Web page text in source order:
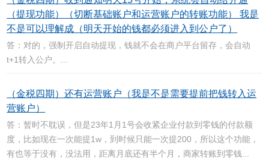
（提现功能）（切断基础账户和运营账户的转账功能） 我是
不是可以理解成（明天开始的钱都必须进入到公户了）
答：对的，强制开启自动提现，钱就不会在商户平台留存，会自动
t+1转入公户。...
（金税四期）还有运营账户（我是不是需要提前把钱转入运
营账户）
答：暂时不耽误，但是23年1月1号会收紧企业付款到零钱的付款额
度，比如现在一次能提1w，到时候只能一次提200，所以这个功能，
有也等于没有，没法用，距离月底还有半个月，商家转账到零钱...